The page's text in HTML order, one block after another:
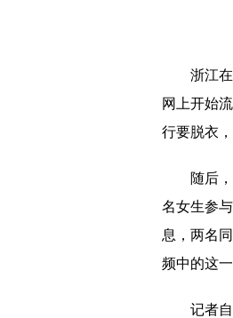
浙江
网上开始
行要脱衣
随后
名女生参
息，两名
频中的这一
记者